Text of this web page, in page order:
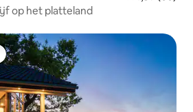
op het platteland